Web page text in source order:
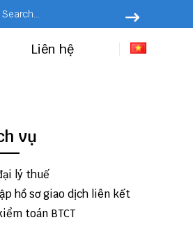
Liên hệ
vụ
lý thuế
hồ sơ giao dịch liên kết
toán BTCT